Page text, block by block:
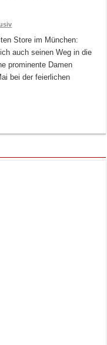
Store im München:
auch seinen Weg in die
prominente Damen
bei der feierlichen